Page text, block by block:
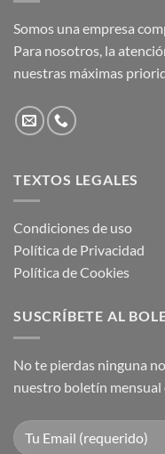
Somos una empresa
Para nosotros, la
nuestras máximas
TEXTOS LEGALES
Condiciones de uso
Política de Privacidad
Política de Cookies
SUSCRÍBETE AL
No te pierdas ninguna
nuestro boletín mensual